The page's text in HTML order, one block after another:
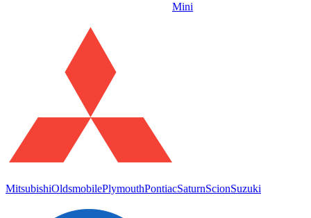
Mini
MitsubishiOldsmobilePlymouthPontiacSaturnScionSuzuki